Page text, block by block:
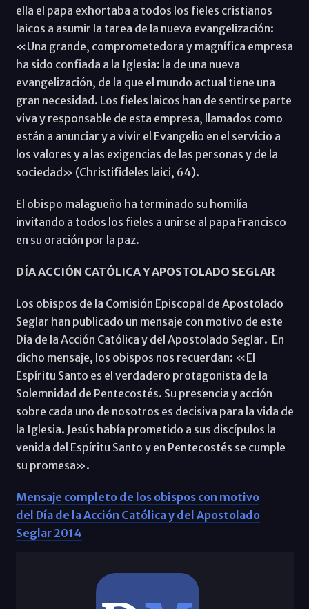
ella el papa exhortaba a todos los fieles cristianos
laicos a asumir la tarea de la nueva evangelización:
«Una grande, comprometedora y magnífica empresa
ha sido confiada a la Igle­sia: la de una nueva
evangelización, de la que el mundo actual tiene una
gran necesidad. Los fieles laicos han de sentirse parte
viva y responsable de esta empresa, llamados como
están a anunciar y a vivir el Evangelio en el servicio a
los valores y a las exigencias de las personas y de la
sociedad» (Christifideles laici, 64).
El obispo malagueño ha terminado su homilía
invitando a todos los fieles a unirse al papa Francisco
en su oración por la paz.
DÍA ACCIÓN CATÓLICA Y APOSTOLADO SEGLAR
Los obispos de la Comisión Episcopal de Apostolado
Seglar han publicado un mensaje con motivo de este
Día de la Acción Católica y del Apostolado Seglar. En
dicho mensaje, los obispos nos recuerdan: «El
Espíritu Santo es el verdadero protagonista de la
Solemnidad de Pentecostés. Su presencia y acción
sobre cada uno de nosotros es decisiva para la vida de
la Iglesia. Jesús había prometido a sus discípulos la
venida del Espíritu Santo y en Pentecostés se cumple
su promesa».
Mensaje completo de los obispos con motivo
del Día de la Acción Católica y del Apostolado
Seglar 2014